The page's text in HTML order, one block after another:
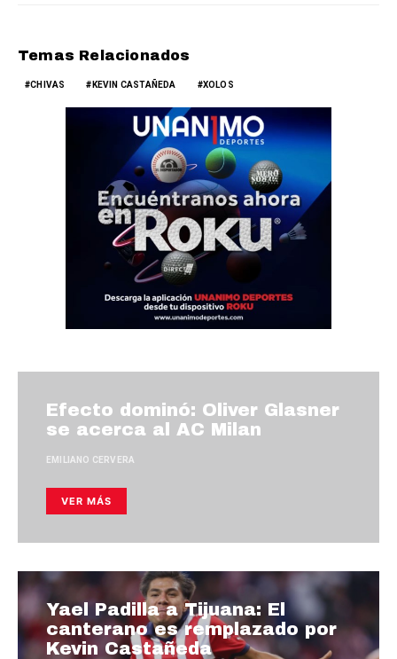
Temas Relacionados
CHIVAS KEVIN CASTAÑEDA XOLOS
Efecto dominó: Oliver Glasner
se acerca al AC Milan
EMILIANO CERVERA
VER MÁS
Yael Padilla a Tijuana: El
canterano es remplazado por
Kevin Castañeda